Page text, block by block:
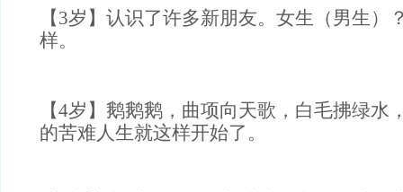
【3岁】认识了许多新朋友。女生（男生）
样。
【4岁】鹅鹅鹅，曲项向天歌，白毛拂绿
的苦难人生就这样开始了。